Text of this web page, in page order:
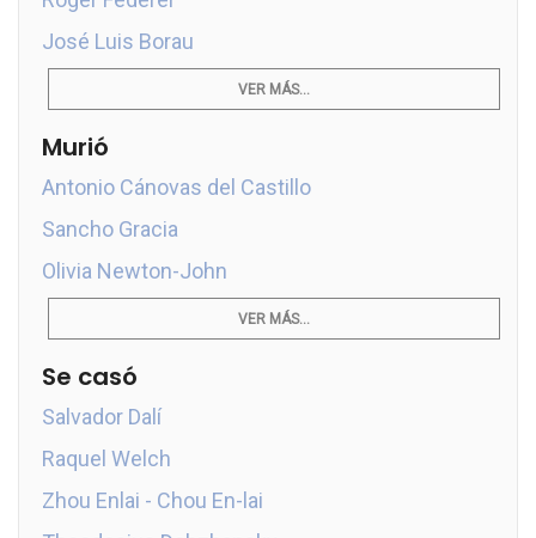
José Luis Borau
VER MÁS...
Murió
Antonio Cánovas del Castillo
Sancho Gracia
Olivia Newton-John
VER MÁS...
Se casó
Salvador Dalí
Raquel Welch
Zhou Enlai - Chou En-lai